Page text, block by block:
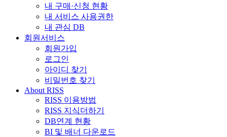
내 구매·신청 현황
내 서비스 사용권한
내 관심 DB
회원서비스
회원가입
로그인
아이디 찾기
비밀번호 찾기
About RISS
RISS 이용방법
RISS 지식더하기
DB연계 현황
BI 및 배너 다운로드